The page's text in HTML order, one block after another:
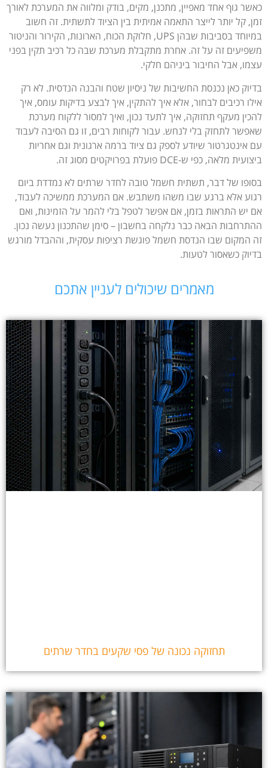
כאשר גוף אחד מאפיין, מתכנן, מקים, בודק ומלווה את המערכת לאורך
זמן, קל יותר לייצר התאמה אמיתית בין הציוד לתשתית. זה חשוב
במיוחד בסביבות שבהן UPS, חלוקת הכוח, הארונות, הקירור והניטור
משפיעים זה על זה. אחרת מתקבלת מערכת שבה כל רכיב תקין בפני
עצמו, אבל החיבור ביניהם חלקי.
בדיוק כאן נכנסת החשיבות של ניסיון שטח והבנה הנדסית. לא רק
אילו רכיבים לבחור, אלא איך להתקין, איך לבצע בדיקות עומס, איך
להכין מעקף תחזוקה, איך לתעד נכון, ואיך למסור ללקוח מערכת
שאפשר לתחזק בלי לנחש. עבור לקוחות רבים, זו גם הסיבה לעבוד
עם אינטגרטור שיודע לספק גם ציוד ברמה ארגונית וגם אחריות
ביצועית מלאה, כפי ש-DCE פועלת בפרויקטים מסוג זה.
בסופו של דבר, תשתית חשמל טובה לחדר שרתים לא נמדדת ביום
רגוע אלא ברגע שבו משהו משתבש. אם המערכת ממשיכה לעבוד,
אם יש התראות בזמן, אם אפשר לטפל בלי להמר על הזמינות, ואם
ההתרחבות הבאה כבר נלקחה בחשבון – סימן שהתכנון נעשה נכון.
זה המקום שבו הנדסת חשמל פוגשת רציפות עסקית, וההבדל מורגש
בדיוק כשאסור לטעות.
מאמרים שיכולים לעניין אתכם
תחזוקה נכונה של פסי שקעים בחדר שרתים